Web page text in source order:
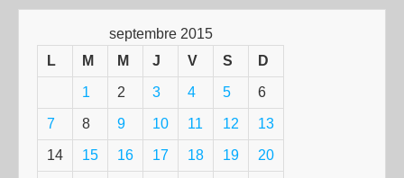
septembre 2015
L
M M J V S D
1 2 3 4 5 6
7 8 9 10 11 12 13
14 15 16 17 18 19 20